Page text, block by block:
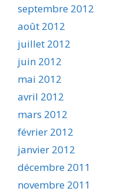
septembre 2012
août 2012
juillet 2012
juin 2012
mai 2012
avril 2012
mars 2012
février 2012
janvier 2012
décembre 2011
novembre 2011